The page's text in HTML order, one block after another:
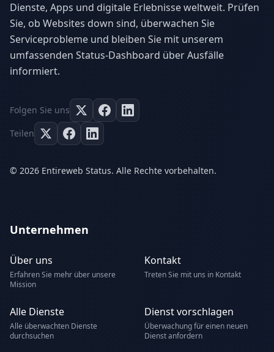
Dienste, Apps und digitale Erlebnisse weltweit. Prüfen
Sie, ob Websites down sind, überwachen Sie
Serviceprobleme und bleiben Sie mit unserem
umfassenden Status-Dashboard über Ausfälle
informiert.
Folgen Sie uns
Teilen
© 2026 Entireweb Status. Alle Rechte vorbehalten.
Unternehmen
Über uns
Erfahren Sie mehr über unsere
Mission
Kontakt
Treten Sie mit uns in Kontakt
Alle Dienste
Alle überwachten Dienste
durchsuchen
Dienst vorschlagen
Überwachung für einen neuen
Dienst anfordern